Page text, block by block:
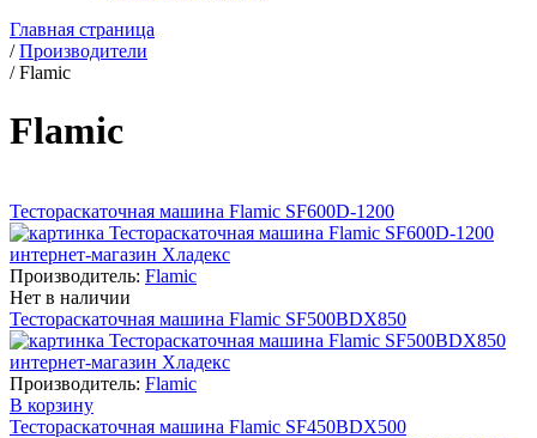
Главная страница
/Производители
/Flamic
Flamic
Тестораскаточная машина Flamic SF600D-1200
Производитель: Flamic
Нет в наличии
Тестораскаточная машина Flamic SF500BDX850
Производитель: Flamic
В корзину
Тестораскаточная машина Flamic SF450BDX500